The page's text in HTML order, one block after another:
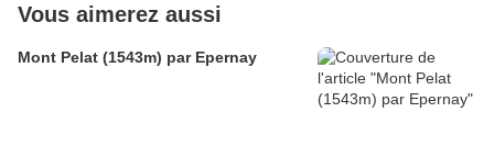
Vous aimerez aussi
Mont Pelat (1543m) par Epernay